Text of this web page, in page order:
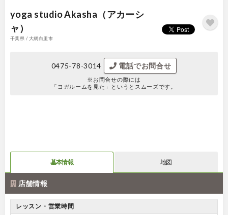
yoga studio Akasha（アカーシ
ャ）
千葉県 / 大網白里市
0475-78-3014 電話でお問合せ
※お問合せの際には
「ヨガルームを見た」というとスムーズです。
基本情報 地図
店舗情報
レッスン・営業時間